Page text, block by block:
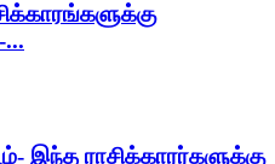
இந்த ராசிக்காரர்களுக்கு